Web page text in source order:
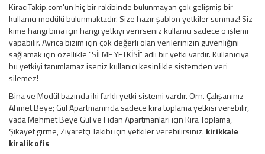
KiracıTakip.com'un hiç bir rakibinde bulunmayan çok gelişmiş bir
kullanıcı modülü bulunmaktadır. Size hazır şablon yetkiler sunmaz! Siz
kime hangi bina için hangi yetkiyi verirseniz kullanıcı sadece o işlemi
yapabilir. Ayrıca bizim için çok değerli olan verilerinizin güvenliğini
sağlamak için özellikle "SİLME YETKİSİ" adlı bir yetki vardır. Kullanıcıya
bu yetkiyi tanımlamaz iseniz kullanıcı kesinlikle sistemden veri
silemez!
Bina ve Modül bazında iki farklı yetki sistemi vardır. Örn. Çalışanınız
Ahmet Beye; Gül Apartmanında sadece kira toplama yetkisi verebilir,
yada Mehmet Beye Gül ve Fidan Apartmanları için Kira Toplama,
Şikayet girme, Ziyaretçi Takibi için yetkiler verebilirsiniz. kirikkale
kiralik ofis